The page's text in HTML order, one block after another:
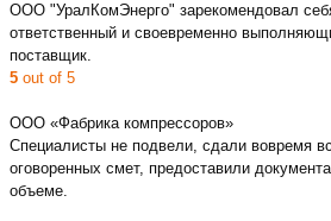
ООО "УралКомЭнерго" зарекомендовал
ответственный и своевременно
поставщик.
5 out of 5
ООО «Фабрика компрессоров»
Специалисты не подвели, сдали вовремя
оговоренных смет, предоставили
объеме.